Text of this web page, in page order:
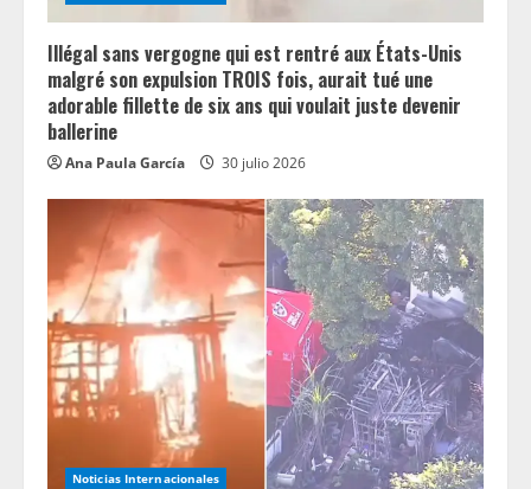
g
Illégal sans vergogne qui est rentré aux États-Unis
malgré son expulsion TROIS fois, aurait tué une
adorable fillette de six ans qui voulait juste devenir
ballerine
Ana Paula García 30 julio 2026
Noticias Internacionales